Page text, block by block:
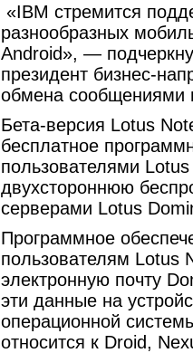
«IBM стремится
разнообразных
Android», —
президент бизнес-
обмена сообщениями
Бета-версия Lotus
бесплатное
пользователями
двухстороннюю
серверами Lotus
Программное
пользователям Lotus
электронную почту
эти данные на
операционной
относится к Droid,